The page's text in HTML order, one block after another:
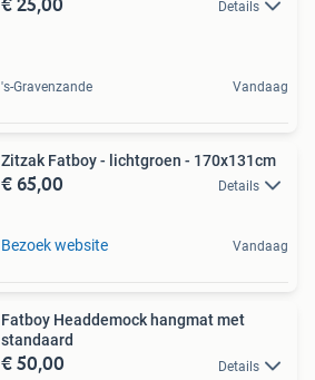
Details
's-Gravenzande Vandaag
Zitzak Fatboy - lichtgroen - 170x131cm
€ 65,00 Details
Bezoek website Vandaag
Fatboy Headdemock hangmat met
standaard
€ 50,00 Details